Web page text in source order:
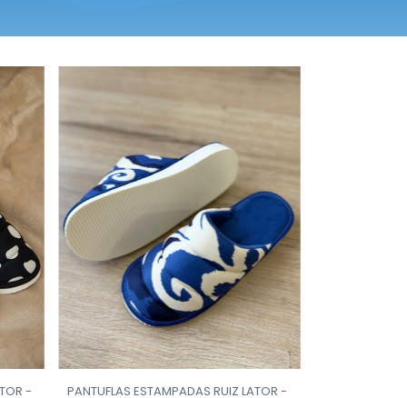
-
PANTUFLAS ESTAMPADAS RUIZ LATOR -